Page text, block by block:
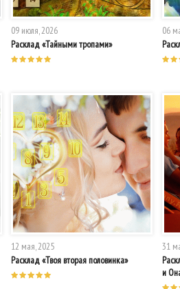
09 июля, 2026
Расклад «Тайными тропами»
06
12 мая, 2025
Расклад «Твоя вторая половинка»
31
и